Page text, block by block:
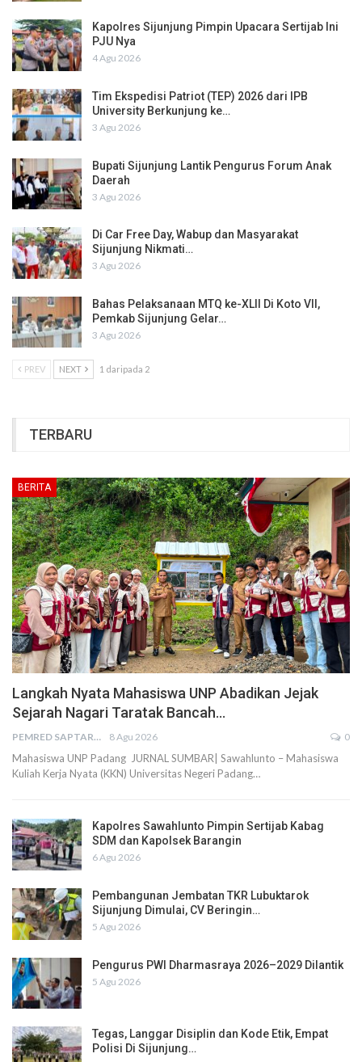
Kapolres Sijunjung Pimpin Upacara Sertijab Ini
PJU Nya
4 Agu 2026
Tim Ekspedisi Patriot (TEP) 2026 dari IPB
University Berkunjung ke…
3 Agu 2026
Bupati Sijunjung Lantik Pengurus Forum Anak
Daerah
3 Agu 2026
Di Car Free Day, Wabup dan Masyarakat
Sijunjung Nikmati…
3 Agu 2026
Bahas Pelaksanaan MTQ ke-XLII Di Koto VII,
Pemkab Sijunjung Gelar…
3 Agu 2026
PREV NEXT 1 daripada 2
TERBARU
BERITA
Langkah Nyata Mahasiswa UNP Abadikan Jejak
Sejarah Nagari Taratak Bancah…
PEMRED SAPTARIUS 8 Agu 2026 0
Mahasiswa UNP Padang JURNAL SUMBAR| Sawahlunto – Mahasiswa
Kuliah Kerja Nyata (KKN) Universitas Negeri Padang…
Kapolres Sawahlunto Pimpin Sertijab Kabag
SDM dan Kapolsek Barangin
6 Agu 2026
Pembangunan Jembatan TKR Lubuktarok
Sijunjung Dimulai, CV Beringin…
5 Agu 2026
Pengurus PWI Dharmasraya 2026–2029 Dilantik
5 Agu 2026
Tegas, Langgar Disiplin dan Kode Etik, Empat
Polisi Di Sijunjung…